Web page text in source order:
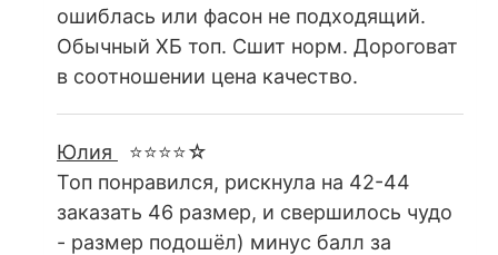
ошиблась или фасон не подходящий.
Обычный ХБ топ. Сшит норм. Дороговат
в соотношении цена качество.
Юлия
⭐⭐⭐⭐☆
Топ понравился, рискнула на 42-44
заказать 46 размер, и свершилось чудо
- размер подошёл) минус балл за